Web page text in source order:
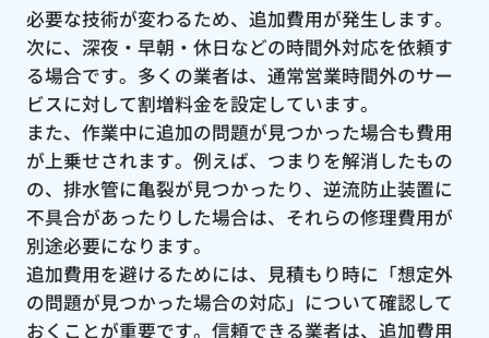
必要な技術が変わるため、追加費用が発生します。
次に、深夜・早朝・休日などの時間外対応を依頼す
る場合です。多くの業者は、通常営業時間外のサー
ビスに対して割増料金を設定しています。
また、作業中に追加の問題が見つかった場合も費用
が上乗せされます。例えば、つまりを解消したもの
の、排水管に亀裂が見つかったり、逆流防止装置に
不具合があったりした場合は、それらの修理費用が
別途必要になります。
追加費用を避けるためには、見積もり時に「想定外
の問題が見つかった場合の対応」について確認して
おくことが重要です。信頼できる業者は、追加費用